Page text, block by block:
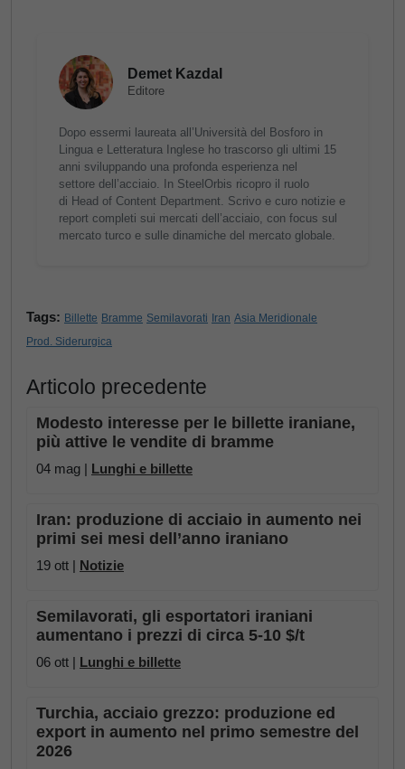
Demet Kazdal
Editore
Dopo essermi laureata all’Università del Bosforo in
Lingua e Letteratura Inglese ho trascorso gli ultimi 15
anni sviluppando una profonda esperienza nel
settore dell’acciaio. In SteelOrbis ricopro il ruolo
di Head of Content Department. Scrivo e curo notizie e
report completi sui mercati dell’acciaio, con focus sul
mercato turco e sulle dinamiche del mercato globale.
Tags: Billette Bramme Semilavorati Iran Asia Meridionale
Prod. Siderurgica
Articolo precedente
Modesto interesse per le billette iraniane,
più attive le vendite di bramme
04 mag | Lunghi e billette
Iran: produzione di acciaio in aumento nei
primi sei mesi dell’anno iraniano
19 ott | Notizie
Semilavorati, gli esportatori iraniani
aumentano i prezzi di circa 5-10 $/t
06 ott | Lunghi e billette
Turchia, acciaio grezzo: produzione ed
export in aumento nel primo semestre del
2026